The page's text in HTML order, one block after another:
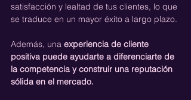
satisfacción y lealtad de tus clientes, lo que
se traduce en un mayor éxito a largo plazo.
Además, una experiencia de cliente
positiva puede ayudarte a diferenciarte de
la competencia y construir una reputación
sólida en el mercado.